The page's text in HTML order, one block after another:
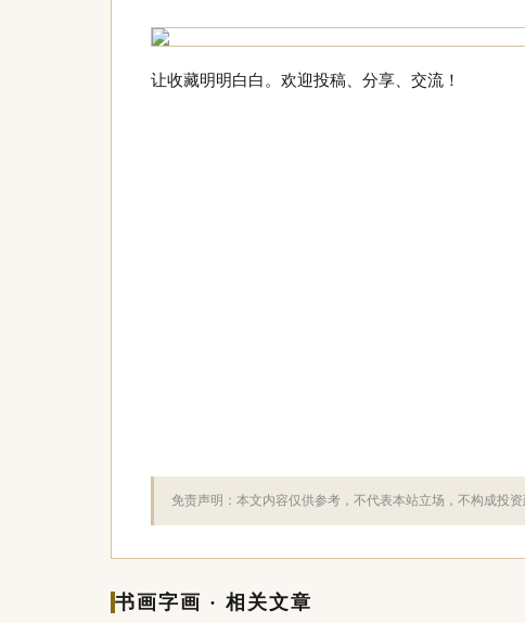
让收藏明明白白。欢迎投稿、分享、交流！
免责声明：本文内容仅供参考，不代表本站立场，不构成投
书画字画 · 相关文章